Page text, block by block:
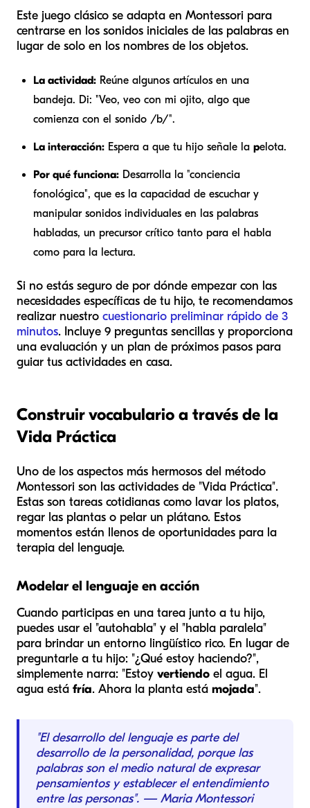
Este juego clásico se adapta en Montessori para
centrarse en los sonidos iniciales de las palabras en
lugar de solo en los nombres de los objetos.
La actividad: Reúne algunos artículos en una
bandeja. Di: "Veo, veo con mi ojito, algo que
comienza con el sonido /b/".
La interacción: Espera a que tu hijo señale la pelota.
Por qué funciona: Desarrolla la "conciencia
fonológica", que es la capacidad de escuchar y
manipular sonidos individuales en las palabras
habladas, un precursor crítico tanto para el habla
como para la lectura.
Si no estás seguro de por dónde empezar con las
necesidades específicas de tu hijo, te recomendamos
realizar nuestro cuestionario preliminar rápido de 3
minutos. Incluye 9 preguntas sencillas y proporciona
una evaluación y un plan de próximos pasos para
guiar tus actividades en casa.
Construir vocabulario a través de la
Vida Práctica
Uno de los aspectos más hermosos del método
Montessori son las actividades de "Vida Práctica".
Estas son tareas cotidianas como lavar los platos,
regar las plantas o pelar un plátano. Estos
momentos están llenos de oportunidades para la
terapia del lenguaje.
Modelar el lenguaje en acción
Cuando participas en una tarea junto a tu hijo,
puedes usar el "autohabla" y el "habla paralela"
para brindar un entorno lingüístico rico. En lugar de
preguntarle a tu hijo: "¿Qué estoy haciendo?",
simplemente narra: "Estoy vertiendo el agua. El
agua está fría. Ahora la planta está mojada".
"El desarrollo del lenguaje es parte del
desarrollo de la personalidad, porque las
palabras son el medio natural de expresar
pensamientos y establecer el entendimiento
entre las personas". — Maria Montessori